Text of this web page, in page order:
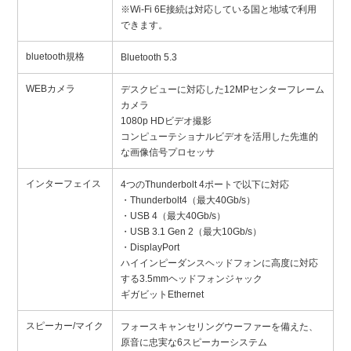
※Wi-Fi 6E接続は対応している国と地域で利用
できます。
bluetooth規格 Bluetooth 5.3
WEBカメラ
デスクビューに対応した12MPセンターフレーム
カメラ
1080p HDビデオ撮影
コンピューテショナルビデオを活用した先進的
な画像信号プロセッサ
インターフェイス
4つのThunderbolt 4ポートで以下に対応
・Thunderbolt4（最大40Gb/s）
・USB 4（最大40Gb/s）
・USB 3.1 Gen 2（最大10Gb/s）
・DisplayPort
ハイインピーダンスヘッドフォンに高度に対応
する3.5mmヘッドフォンジャック
ギガビットEthernet
スピーカー/マイク
フォースキャンセリングウーファーを備えた、
原音に忠実な6スピーカーシステム